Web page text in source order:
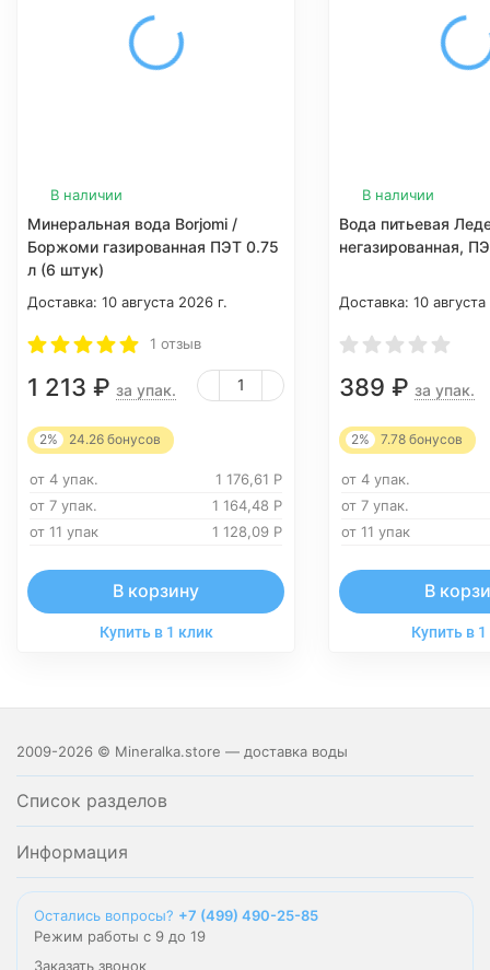
В наличии
Минеральная вода Borjomi /
Боржоми газированная ПЭТ 0.75
л (6 штук)
Доставка: 10 августа 2026 г.
1 отзыв
1 213 ₽ за упак.
2% 24.26 бонусов
от 4 упак. 1 176,61 Р
от 7 упак.
1 164,48 Р
от 11 упак
1 128,09 Р
В корзину
Купить в 1 клик
В наличии
Вода питьевая
негазированная,
Доставка: 10
389 ₽ за упак.
2% 7.78 бонусов
от 4 упак.
от 7 упак.
от 11 упак
В
Купить в
2009-2026 © Mineralka.store — доставка воды
Список разделов
Информация
Остались вопросы? +7 (499) 490-25-85
Режим работы с 9 до 19
Заказать звонок